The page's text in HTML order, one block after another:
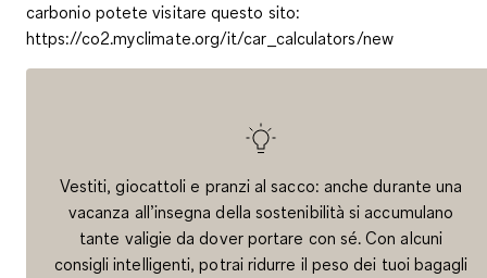
carbonio potete visitare questo sito:
https://co2.myclimate.org/it/car_calculators/new
Vestiti, giocattoli e pranzi al sacco: anche durante una
vacanza all’insegna della sostenibilità si accumulano
tante valigie da dover portare con sé. Con alcuni
consigli intelligenti, potrai ridurre il peso dei tuoi bagagli